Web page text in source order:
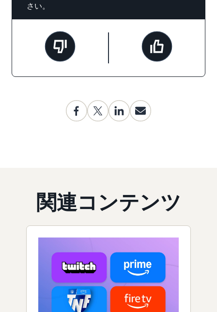
さい。
関連コンテンツ